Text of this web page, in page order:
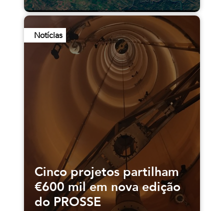
Notícias
Cinco projetos partilham
€600 mil em nova edição
do PROSSE